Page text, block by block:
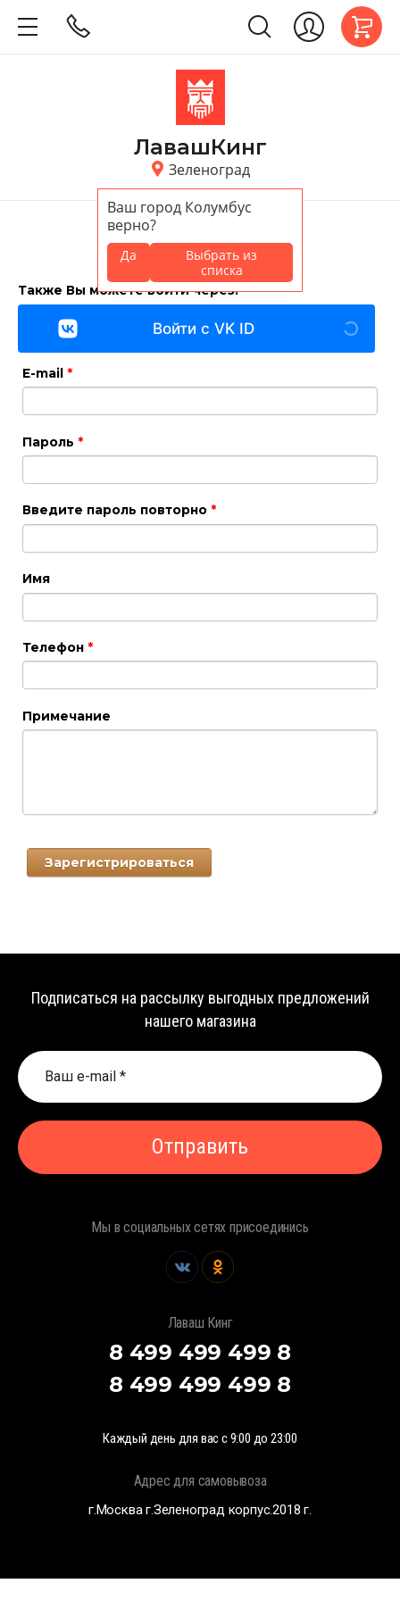
ЛавашКинг
Зеленоград
Ваш город Колумбус
верно?
Да
Выбрать из
списка
Главная
Регистрация
E-mail *
Пароль *
Введите пароль повторно *
Имя
Телефон *
Примечание
Также Вы можете войти через:
Войти с VK ID
Лаваш Кинг
8 499 499 499 8
8 499 499 499 8
Каждый день для вас с 9:00 до 23:00
Адрес для самовывоза
г.Москва г.Зеленоград корпус.2018 г.
Подписаться на рассылку выгодных предложений
нашего магазина
Отправить
Мы в социальных сетях присоединись